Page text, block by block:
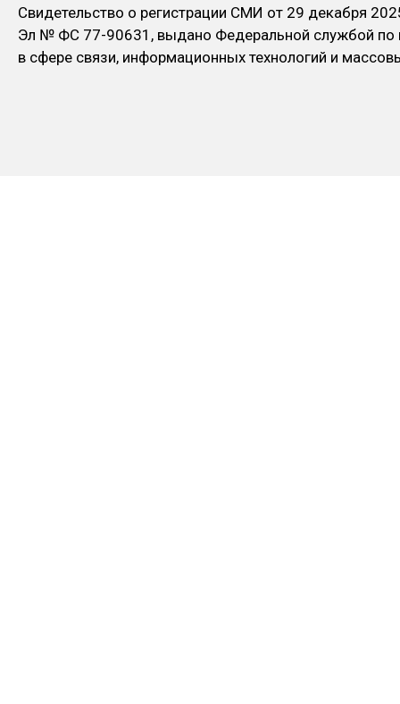
Свидетельство о регистрации СМИ от 29 декабря
Эл № ФC 77-90631, выдано Федеральной службой по
в сфере связи, информационных технологий и